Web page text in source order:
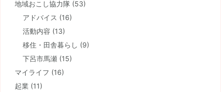
地域おこし協力隊 (53)
アドバイス (16)
活動内容 (13)
移住・田舎暮らし (9)
下呂市馬瀬 (15)
マイライフ (16)
起業 (11)